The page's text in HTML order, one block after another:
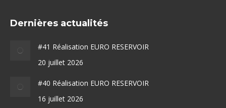
Dernières actualités
#41 Réalisation EURO RESERVOIR
20 juillet 2026
#40 Réalisation EURO RESERVOIR
16 juillet 2026